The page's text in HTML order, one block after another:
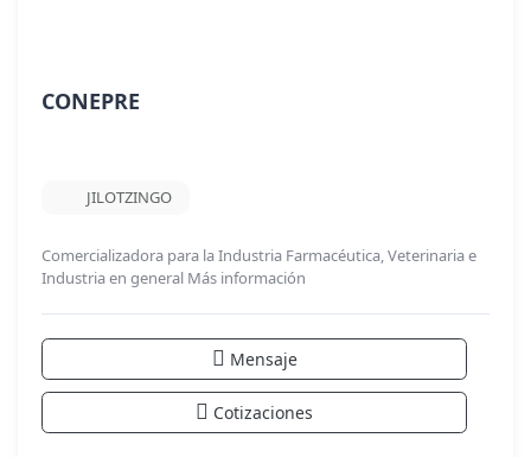
CONEPRE
JILOTZINGO
Comercializadora para la Industria Farmacéutica, Veterinaria e
Industria en general Más información
Mensaje
Cotizaciones